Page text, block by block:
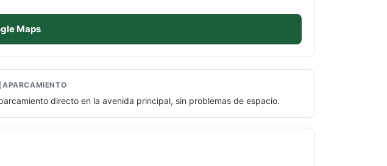
Maps
APARCAMIENTO
directo en la avenida principal, sin problemas de espacio.